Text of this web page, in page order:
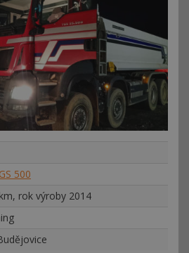
500
rok výroby 2014